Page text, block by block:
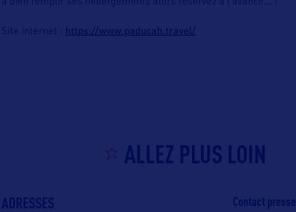
à bien remplir ses hébergements alors réservez à l’avance… !
Site internet : https://www.paducah.travel/
ALLEZ PLUS LOIN
ADRESSES Contact presse